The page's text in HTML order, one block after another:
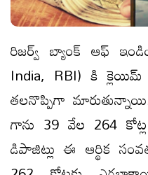
రిజర్వ్ బ్యాంక్ ఆఫ్
India, RBI) కి
తలనొప్పిగా
గాను 39 వేల 264
డిపాజిట్లు ఈ ఆర్థిక